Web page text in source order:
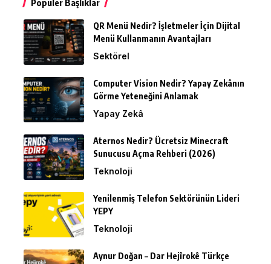
Popüler Başlıklar
QR Menü Nedir? İşletmeler İçin Dijital
Menü Kullanmanın Avantajları
Sektörel
Computer Vision Nedir? Yapay Zekânın
Görme Yeteneğini Anlamak
Yapay Zekâ
Aternos Nedir? Ücretsiz Minecraft
Sunucusu Açma Rehberi (2026)
Teknoloji
Yenilenmiş Telefon Sektörünün Lideri
YEPY
Teknoloji
Aynur Doğan – Dar Hejîrokê Türkçe